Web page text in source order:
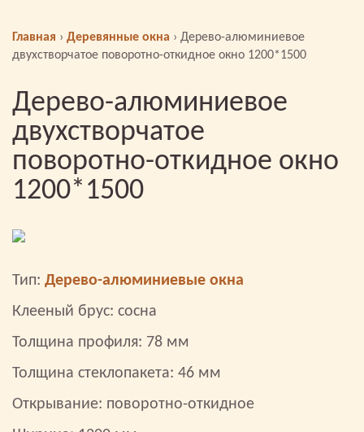
Главная › Деревянные окна › Дерево-алюминиевое
двухстворчатое поворотно-откидное окно 1200*1500
Дерево-алюминиевое
двухстворчатое
поворотно-откидное окно
1200*1500
Тип: Дерево-алюминиевые окна
Клееный брус: сосна
Толщина профиля: 78 мм
Толщина стеклопакета: 46 мм
Открывание: поворотно-откидное